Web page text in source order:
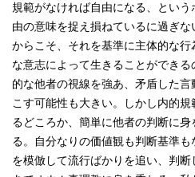
規範がなければ自由になる、とい
由の意味を捉え損ねているに過ぎ
からこそ、それを基準に主体的な
な意志によって生きることができ
的な他者の視線を強あ、矛盾した
こす可能性も大きい。しかし内的
るどころか、簡単に他者の判断に
る。自分なりの価値観も判断基準
を模倣して流行ばかりを追い、判